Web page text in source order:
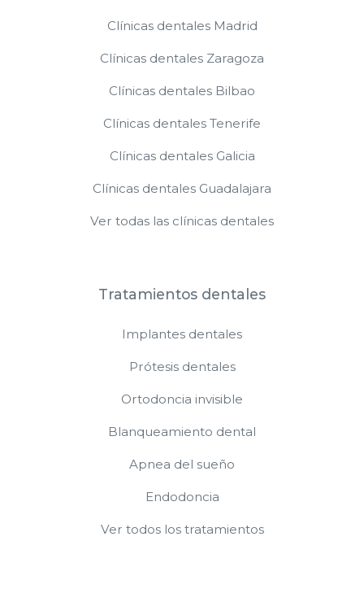
Clínicas dentales Madrid
Clínicas dentales Zaragoza
Clínicas dentales Bilbao
Clínicas dentales Tenerife
Clínicas dentales Galicia
Clínicas dentales Guadalajara
Ver todas las clínicas dentales
Tratamientos dentales
Implantes dentales
Prótesis dentales
Ortodoncia invisible
Blanqueamiento dental
Apnea del sueño
Endodoncia
Ver todos los tratamientos